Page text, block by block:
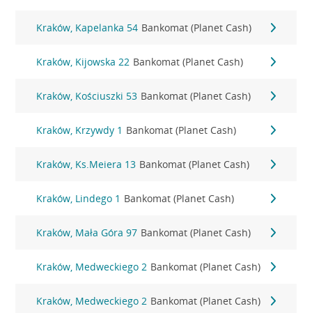
Kraków, Kapelanka 54 Bankomat (Planet Cash)
Kraków, Kijowska 22 Bankomat (Planet Cash)
Kraków, Kościuszki 53 Bankomat (Planet Cash)
Kraków, Krzywdy 1 Bankomat (Planet Cash)
Kraków, Ks.Meiera 13 Bankomat (Planet Cash)
Kraków, Lindego 1 Bankomat (Planet Cash)
Kraków, Mała Góra 97 Bankomat (Planet Cash)
Kraków, Medweckiego 2 Bankomat (Planet Cash)
Kraków, Medweckiego 2 Bankomat (Planet Cash)